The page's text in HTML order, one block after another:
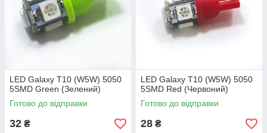
LED Galaxy T10 (W5W) 5050
5SMD Green (Зелений)
Готово до відправки
32 ₴
LED Galaxy T10 (W5W) 5050
5SMD Red (Червоний)
Готово до відправки
28 ₴